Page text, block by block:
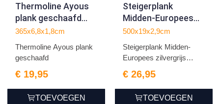
Thermoline Ayous
plank geschaafd
1.8x6.8x365cm
365x6,8x1,8cm
Thermoline Ayous plank
geschaafd
€ 19,95
TOEVOEGEN
Steigerplank
Midden-Europees
zilvergrijs vuren
500x19x2,9cm
Steigerplank Midden-
Europees zilvergrijs
€ 26,95
TOEVOEGEN